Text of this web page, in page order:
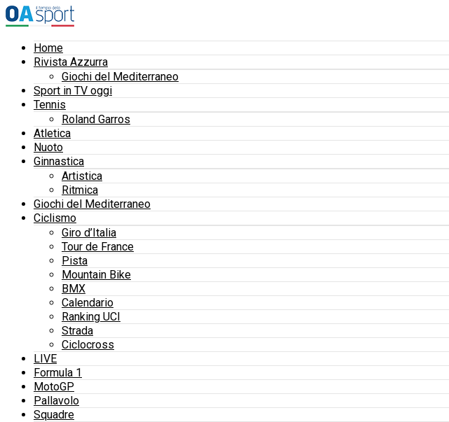
Home
Rivista Azzurra
Giochi del Mediterraneo
Sport in TV oggi
Tennis
Roland Garros
Atletica
Nuoto
Ginnastica
Artistica
Ritmica
Giochi del Mediterraneo
Ciclismo
Giro d’Italia
Tour de France
Pista
Mountain Bike
BMX
Calendario
Ranking UCI
Strada
Ciclocross
LIVE
Formula 1
MotoGP
Pallavolo
Squadre